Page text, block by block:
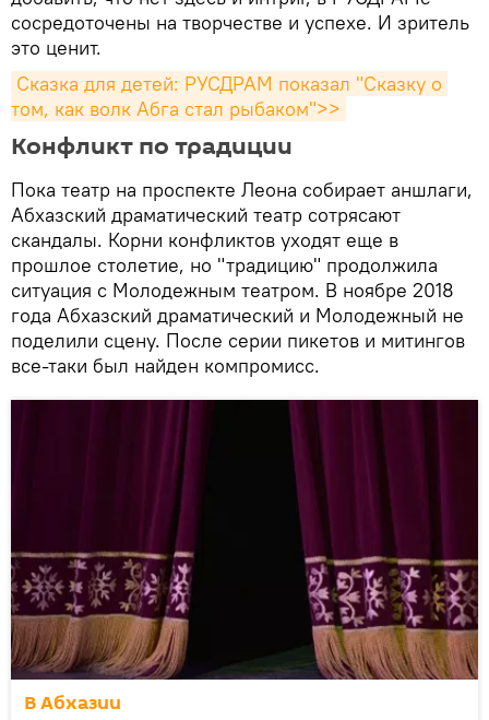
сосредоточены на творчестве и успехе. И зритель
это ценит.
Сказка для детей: РУСДРАМ показал "Сказку о
том, как волк Абга стал рыбаком">>
Конфликт по традиции
Пока театр на проспекте Леона собирает аншлаги,
Абхазский драматический театр сотрясают
скандалы. Корни конфликтов уходят еще в
прошлое столетие, но "традицию" продолжила
ситуация с Молодежным театром. В ноябре 2018
года Абхазский драматический и Молодежный не
поделили сцену. После серии пикетов и митингов
все-таки был найден компромисс.
В Абхазии